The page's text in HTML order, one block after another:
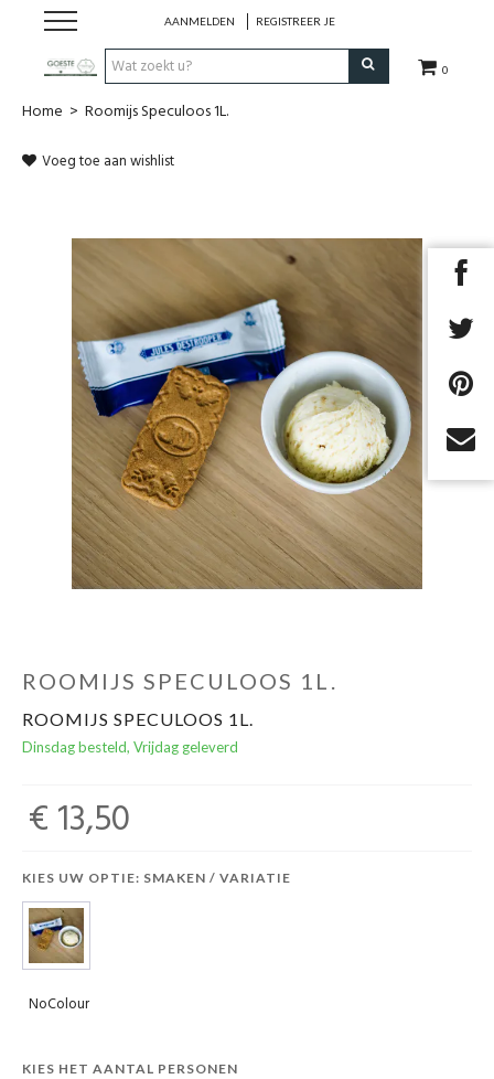
0
AANMELDEN REGISTREER JE
HOME
Huisgemaakt ijs
Cadeaubon
Home > Roomijs Speculoos 1L.
Voeg toe aan wishlist
ROOMIJS SPECULOOS 1L.
ROOMIJS SPECULOOS 1L.
Dinsdag besteld, Vrijdag geleverd
€ 13,50
KIES UW OPTIE: SMAKEN / VARIATIE
NoColour
KIES HET AANTAL PERSONEN